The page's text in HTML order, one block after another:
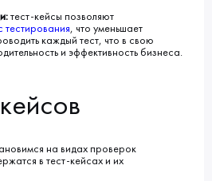
тест-кейсы позволяют
тестирования, что уменьшает
каждый тест, что в свою
и эффективность бизнеса.
на видах проверок
в тест-кейсах и их